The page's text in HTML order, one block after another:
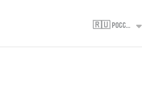
🇷🇺 Россия